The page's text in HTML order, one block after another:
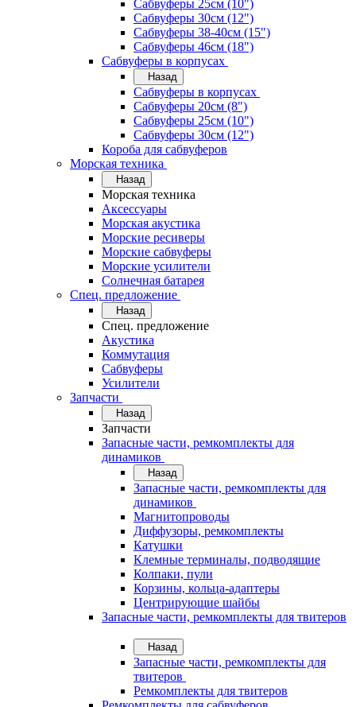
Сабвуферы 25см (10")
Сабвуферы 30см (12")
Сабвуферы 38-40см (15")
Сабвуферы 46см (18")
Сабвуферы в корпусах
Назад
Сабвуферы в корпусах
Сабвуферы 20см (8")
Сабвуферы 25см (10")
Сабвуферы 30см (12")
Короба для сабвуферов
Морская техника
Назад
Морская техника
Аксессуары
Морская акустика
Морские ресиверы
Морские сабвуферы
Морские усилители
Солнечная батарея
Спец. предложение
Назад
Спец. предложение
Акустика
Коммутация
Сабвуферы
Усилители
Запчасти
Назад
Запчасти
Запасные части, ремкомплекты для
динамиков
Назад
Запасные части, ремкомплекты для
динамиков
Магнитопроводы
Диффузоры, ремкомплекты
Катушки
Клемные терминалы, подводящие
Колпаки, пули
Корзины, кольца-адаптеры
Центрирующие шайбы
Запасные части, ремкомплекты для твитеров
Назад
Запасные части, ремкомплекты для
твитеров
Ремкомплекты для твитеров